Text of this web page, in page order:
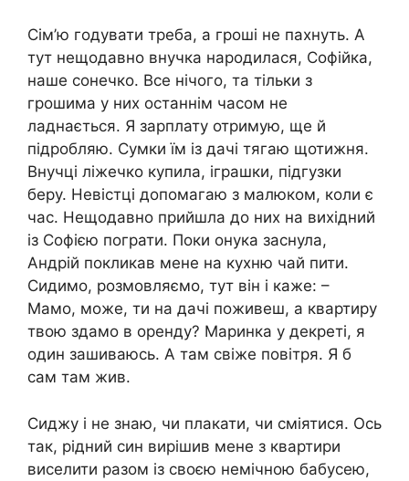
Сім’ю годувати треба, а гроші не пахнуть. А
тут нещодавно внучка народилася, Софійка,
наше сонечко. Все нічого, та тільки з
грошима у них останнім часом не
ладнається. Я зарплату отримую, ще й
підробляю. Сумки їм із дачі тягаю щотижня.
Внучці ліжечко купила, іграшки, підгузки
беру. Невістці допомагаю з малюком, коли є
час. Нещодавно прийшла до них на вихідний
із Софією пограти. Поки онука заснула,
Андрій покликав мене на кухню чай пити.
Сидимо, розмовляємо, тут він і каже: –
Мамо, може, ти на дачі поживеш, а квартиру
твою здамо в оренду? Маринка у декреті, я
один зашиваюсь. А там свіже повітря. Я б
сам там жив.
Сиджу і не знаю, чи плакати, чи сміятися. Ось
так, рідний син вирішив мене з квартири
виселити разом із своєю немічною бабусею,